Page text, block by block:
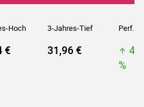
Hoch 3-Jahres-Tief Perf. 5J
€ 31,96 €
%